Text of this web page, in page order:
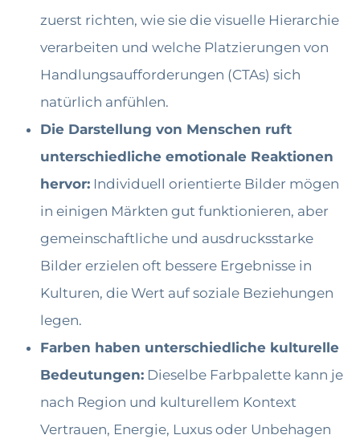
zuerst richten, wie sie die visuelle Hierarchie
verarbeiten und welche Platzierungen von
Handlungsaufforderungen (CTAs) sich
natürlich anfühlen.
Die Darstellung von Menschen ruft
unterschiedliche emotionale Reaktionen
hervor: Individuell orientierte Bilder mögen
in einigen Märkten gut funktionieren, aber
gemeinschaftliche und ausdrucksstarke
Bilder erzielen oft bessere Ergebnisse in
Kulturen, die Wert auf soziale Beziehungen
legen.
Farben haben unterschiedliche kulturelle
Bedeutungen: Dieselbe Farbpalette kann je
nach Region und kulturellem Kontext
Vertrauen, Energie, Luxus oder Unbehagen